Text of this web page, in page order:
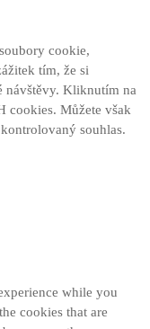
cookie,
tím, že si
návštěvy. Kliknutím na
cookies. Můžete však
souhlas.
while you
cookies that are